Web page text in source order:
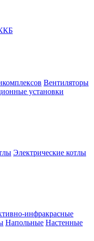
Вентиляторы
установки
Электрические котлы
инфракрасные
Напольные Настенные